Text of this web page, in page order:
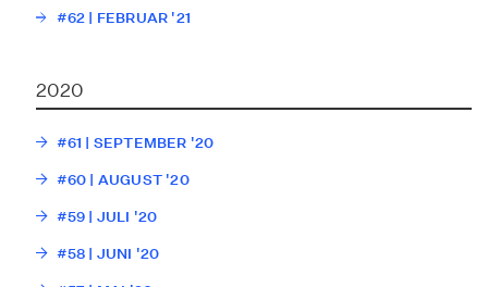
#62 | FEBRUAR '21
2020
#61 | SEPTEMBER '20
#60 | AUGUST '20
#59 | JULI '20
#58 | JUNI '20